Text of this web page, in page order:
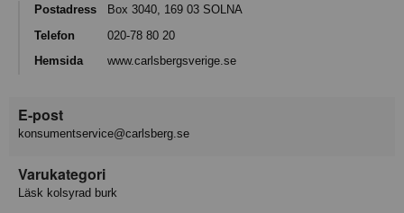
Postadress
Box 3040, 169 03 SOLNA
Telefon
020-78 80 20
Hemsida
www.carlsbergsverige.se
E-post
konsumentservice@carlsberg.se
Varukategori
Läsk kolsyrad burk